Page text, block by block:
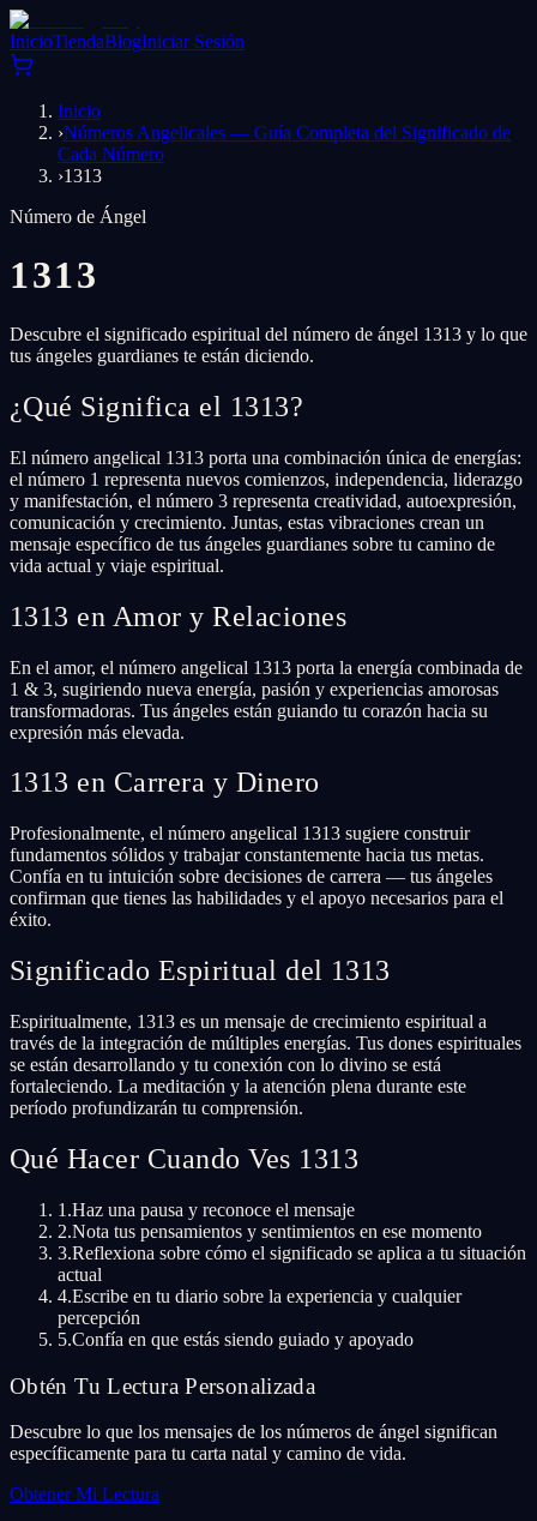
InicioTiendaBlogIniciar Sesión
Inicio
›Números Angelicales — Guía Completa del Significado de
Cada Número
›1313
Número de Ángel
1313
Descubre el significado espiritual del número de ángel 1313 y lo que
tus ángeles guardianes te están diciendo.
¿Qué Significa el 1313?
El número angelical 1313 porta una combinación única de energías:
el número 1 representa nuevos comienzos, independencia, liderazgo
y manifestación, el número 3 representa creatividad, autoexpresión,
comunicación y crecimiento. Juntas, estas vibraciones crean un
mensaje específico de tus ángeles guardianes sobre tu camino de
vida actual y viaje espiritual.
1313 en Amor y Relaciones
En el amor, el número angelical 1313 porta la energía combinada de
1 & 3, sugiriendo nueva energía, pasión y experiencias amorosas
transformadoras. Tus ángeles están guiando tu corazón hacia su
expresión más elevada.
1313 en Carrera y Dinero
Profesionalmente, el número angelical 1313 sugiere construir
fundamentos sólidos y trabajar constantemente hacia tus metas.
Confía en tu intuición sobre decisiones de carrera — tus ángeles
confirman que tienes las habilidades y el apoyo necesarios para el
éxito.
Significado Espiritual del 1313
Espiritualmente, 1313 es un mensaje de crecimiento espiritual a
través de la integración de múltiples energías. Tus dones espirituales
se están desarrollando y tu conexión con lo divino se está
fortaleciendo. La meditación y la atención plena durante este
período profundizarán tu comprensión.
Qué Hacer Cuando Ves 1313
1.Haz una pausa y reconoce el mensaje
2.Nota tus pensamientos y sentimientos en ese momento
3.Reflexiona sobre cómo el significado se aplica a tu situación
actual
4.Escribe en tu diario sobre la experiencia y cualquier
percepción
5.Confía en que estás siendo guiado y apoyado
Obtén Tu Lectura Personalizada
Descubre lo que los mensajes de los números de ángel significan
específicamente para tu carta natal y camino de vida.
Obtener Mi Lectura